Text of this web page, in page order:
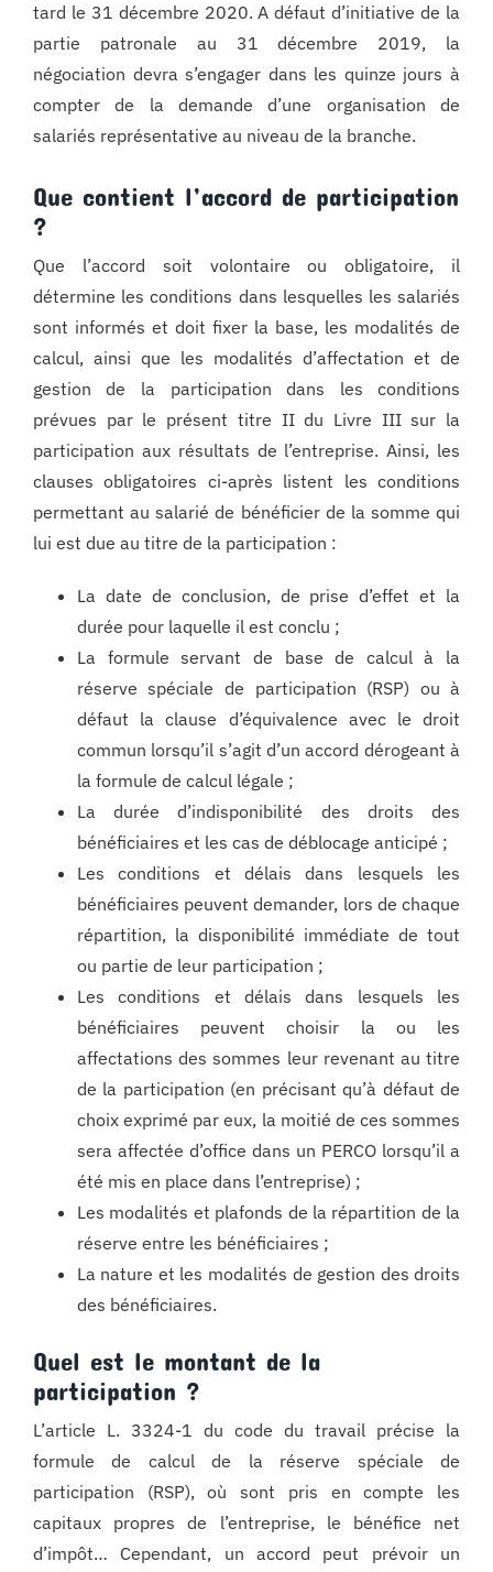
tard le 31 décembre 2020. A défaut d’initiative de la
partie patronale au 31 décembre 2019, la
négociation devra s’engager dans les quinze jours à
compter de la demande d’une organisation de
salariés représentative au niveau de la branche.
Que contient l’accord de participation
?
Que l’accord soit volontaire ou obligatoire, il
détermine les conditions dans lesquelles les salariés
sont informés et doit fixer la base, les modalités de
calcul, ainsi que les modalités d’affectation et de
gestion de la participation dans les conditions
prévues par le présent titre II du Livre III sur la
participation aux résultats de l’entreprise. Ainsi, les
clauses obligatoires ci-après listent les conditions
permettant au salarié de bénéficier de la somme qui
lui est due au titre de la participation :
La date de conclusion, de prise d’effet et la
durée pour laquelle il est conclu ;
La formule servant de base de calcul à la
réserve spéciale de participation (RSP) ou à
défaut la clause d’équivalence avec le droit
commun lorsqu’il s’agit d’un accord dérogeant à
la formule de calcul légale ;
La durée d’indisponibilité des droits des
bénéficiaires et les cas de déblocage anticipé ;
Les conditions et délais dans lesquels les
bénéficiaires peuvent demander, lors de chaque
répartition, la disponibilité immédiate de tout
ou partie de leur participation ;
Les conditions et délais dans lesquels les
bénéficiaires peuvent choisir la ou les
affectations des sommes leur revenant au titre
de la participation (en précisant qu’à défaut de
choix exprimé par eux, la moitié de ces sommes
sera affectée d’office dans un PERCO lorsqu’il a
été mis en place dans l’entreprise) ;
Les modalités et plafonds de la répartition de la
réserve entre les bénéficiaires ;
La nature et les modalités de gestion des droits
des bénéficiaires.
Quel est le montant de la
participation ?
L’article L. 3324-1 du code du travail précise la
formule de calcul de la réserve spéciale de
participation (RSP), où sont pris en compte les
capitaux propres de l’entreprise, le bénéfice net
d’impôt… Cependant, un accord peut prévoir un